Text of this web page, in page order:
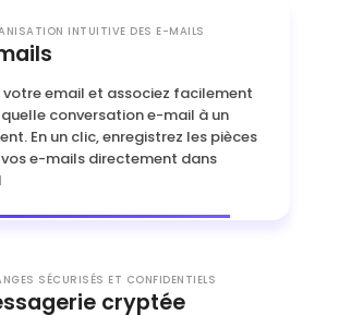
INTUITIVE DES E-MAILS
votre email et associez facilement
conversation e-mail à un
En un clic, enregistrez les pièces
e-mails directement dans
SÉCURISÉS ET CONFIDENTIELS
cryptée